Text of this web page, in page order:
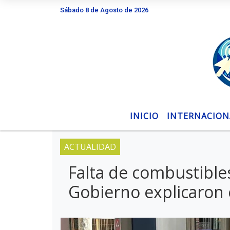
Sábado 8 de Agosto de 2026
Hoy es Sábado 8 de Agosto de 2026 y son
INICIO
ACTUALIDAD
Falta de
Gobierno